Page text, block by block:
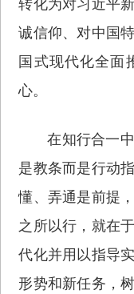
转化为对习近平
诚信仰、对中国
国式现代化全面
心。
在知行合一
是教条而是行动
懂、弄通是前提
之所以行，就在
代化并用以指导
形势和新任务，